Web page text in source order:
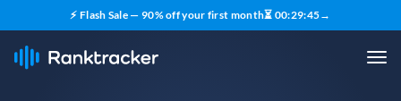
⚡ Flash Sale — 90% off your first month⏳ 00:29:44→